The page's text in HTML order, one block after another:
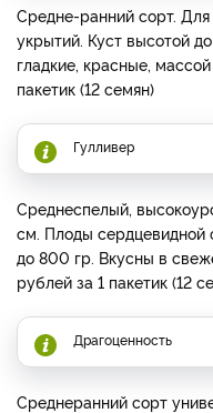
Средне-ранний сорт. Для
укрытий. Куст высотой
гладкие, красные,
пакетик (12 семян)
Гулливер
Среднеспелый,
см. Плоды
до 800 гр. Вкусны в
рублей за 1 пакетик (12
Драгоценность
Среднеранний сорт